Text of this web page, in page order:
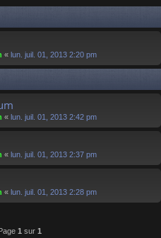
c
« lun. juil. 01, 2013 2:20 pm
« lun. juil. 01, 2013 2:42 pm
« lun. juil. 01, 2013 2:37 pm
« lun. juil. 01, 2013 2:28 pm
1 sur 1